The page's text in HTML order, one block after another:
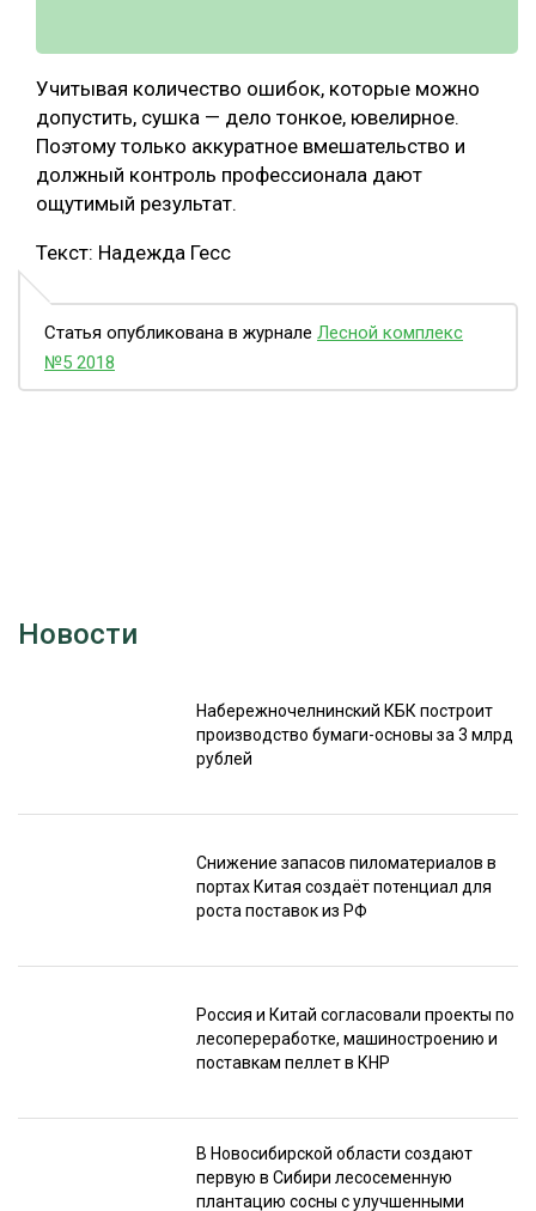
Учитывая количество ошибок, которые можно
допустить, сушка — дело тонкое, ювелирное.
Поэтому только аккуратное вмешательство и
должный контроль профессионала дают
ощутимый результат.
Текст: Надежда Гесс
Статья опубликована в журнале Лесной комплекс
№5 2018
Новости
Набережночелнинский КБК построит
производство бумаги-основы за 3 млрд
рублей
Снижение запасов пиломатериалов в
портах Китая создаёт потенциал для
роста поставок из РФ
Россия и Китай согласовали проекты по
лесопереработке, машиностроению и
поставкам пеллет в КНР
В Новосибирской области создают
первую в Сибири лесосеменную
плантацию сосны с улучшенными